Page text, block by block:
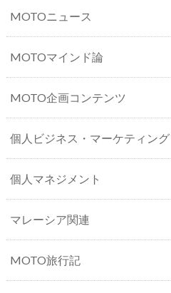
MOTOニュース
MOTOマインド論
MOTO企画コンテンツ
個人ビジネス・マーケティング
個人マネジメント
マレーシア関連
MOTO旅行記